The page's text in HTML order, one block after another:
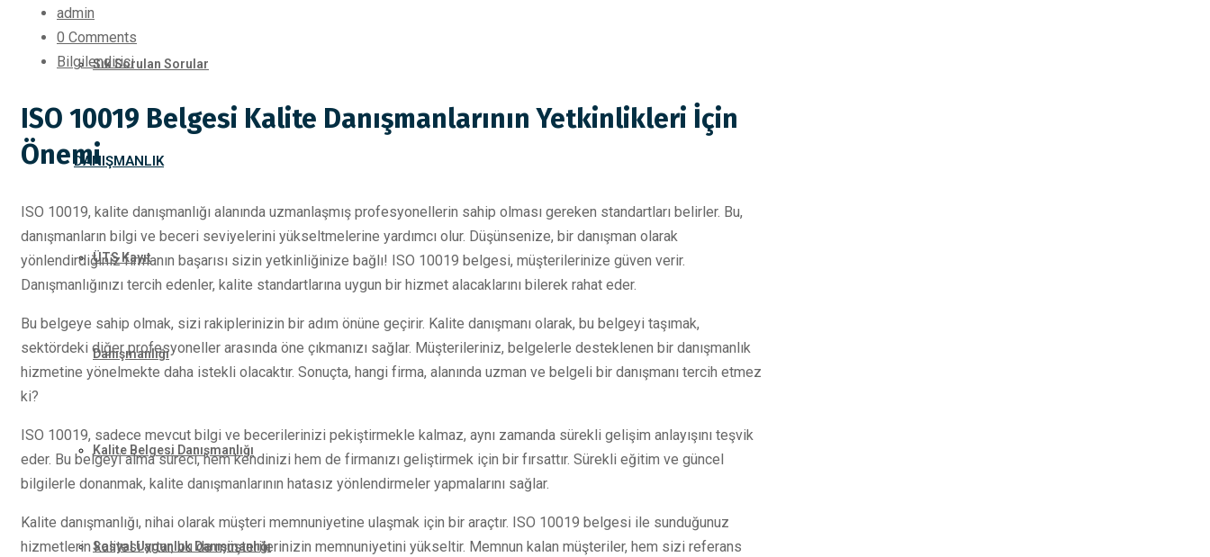
Sık Sorulan Sorular
DANIŞMANLIK
ÜTS Kayıt
Danışmanlığı
Kalite Belgesi Danışmanlığı
Sosyal Uygunluk Danışmanlığı
admin
0 Comments
Bilgilendirici
ISO 10019 Belgesi Kalite Danışmanlarının Yetkinlikleri İçin
Önemi
ISO 10019, kalite danışmanlığı alanında uzmanlaşmış profesyonellerin sahip olması gereken standartları belirler. Bu,
danışmanların bilgi ve beceri seviyelerini yükseltmelerine yardımcı olur. Düşünsenize, bir danışman olarak
yönlendirdiğiniz firmanın başarısı sizin yetkinliğinize bağlı! ISO 10019 belgesi, müşterilerinize güven verir.
Danışmanlığınızı tercih edenler, kalite standartlarına uygun bir hizmet alacaklarını bilerek rahat eder.
Bu belgeye sahip olmak, sizi rakiplerinizin bir adım önüne geçirir. Kalite danışmanı olarak, bu belgeyi taşımak,
sektördeki diğer profesyoneller arasında öne çıkmanızı sağlar. Müşterileriniz, belgelerle desteklenen bir danışmanlık
hizmetine yönelmekte daha istekli olacaktır. Sonuçta, hangi firma, alanında uzman ve belgeli bir danışmanı tercih etmez
ki?
ISO 10019, sadece mevcut bilgi ve becerilerinizi pekiştirmekle kalmaz, aynı zamanda sürekli gelişim anlayışını teşvik
eder. Bu belgeyi alma süreci, hem kendinizi hem de firmanızı geliştirmek için bir fırsattır. Sürekli eğitim ve güncel
bilgilerle donanmak, kalite danışmanlarının hatasız yönlendirmeler yapmalarını sağlar.
Kalite danışmanlığı, nihai olarak müşteri memnuniyetine ulaşmak için bir araçtır. ISO 10019 belgesi ile sunduğunuz
hizmetlerin kalitesi artar, bu da müşterilerinizin memnuniyetini yükseltir. Memnun kalan müşteriler, hem sizi referans